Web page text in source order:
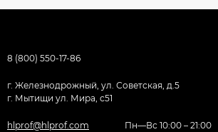
8 (800) 550-17-86
г. Железнодрожный, ул. Советская, д.5
г. Мытищи ул. Мира, с51
hlprof@hlprof.com Пн—Вс 10:00 – 21:00